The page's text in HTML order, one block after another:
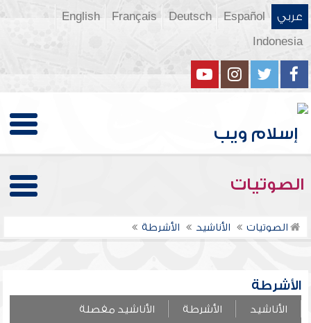
عربي Español
Deutsch
Français
English
Indonesia
الصوتيات
الصوتيات الأناشيد الأشرطة
الأشرطة
الأناشيد الأشرطة الأناشيد مفصلة